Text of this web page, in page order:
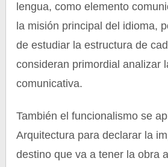
lengua, como elemento
la misión principal del idioma,
de estudiar la estructura de
consideran primordial analizar
comunicativa.
También el funcionalismo se
Arquitectura para declarar la
destino que va a tener la obra